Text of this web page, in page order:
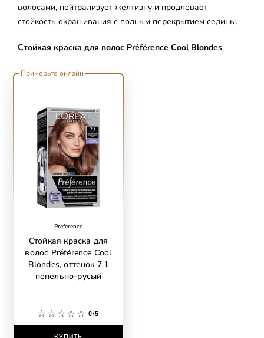
волосами, нейтрализует желтизну и продлевает
стойкость окрашивания с полным перекрытием седины.
Стойкая краска для волос Préférence Cool Blondes
skip slider
Примерьте онлайн
Préférence
Стойкая краска для
волос Préférence Cool
Blondes, оттенок 7.1
пепельно-русый
0/5